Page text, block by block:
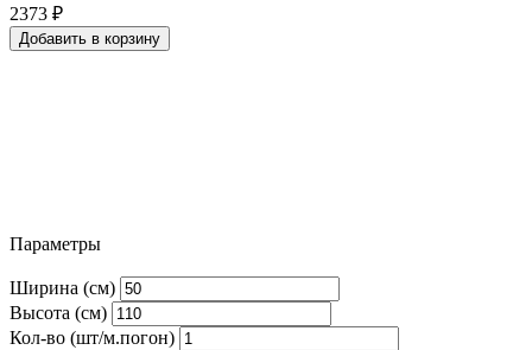
2373 ₽
Добавить в корзину
Параметры
Ширина (см)
Высота (см)
Кол-во (шт/м.погон)